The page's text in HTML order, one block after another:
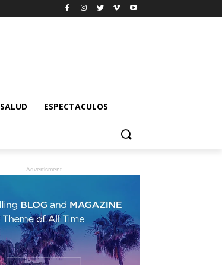
SALUD ESPECTACULOS
- Advertisment -